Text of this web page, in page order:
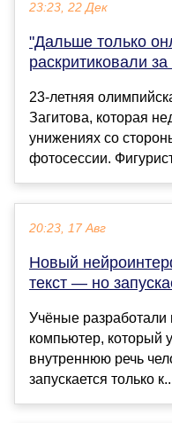
23:23, 22 Дек
"Дальше только
раскритиковали
23-летняя
Загитова, которая
унижениях со
фотосессии.
20:23, 17 Авг
Новый
текст — но
Учёные
компьютер, который
внутреннюю речь
запускается только